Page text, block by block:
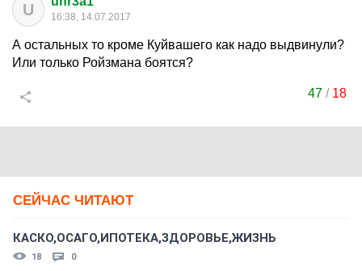
U 16:38, 14.07.2017
А остальных то кроме Куйвашего как надо выдвинули?
Или только Ройзмана боятся?
47/ 18
СЕЙЧАС ЧИТАЮТ
КАСКО,ОСАГО,ИПОТЕКА,ЗДОРОВЬЕ,ЖИЗНЬ
18 0